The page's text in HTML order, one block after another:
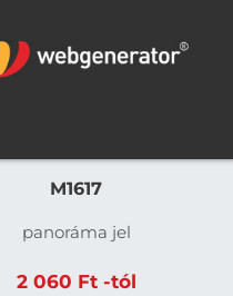
M1617
panoráma jel
2 060 Ft -tól